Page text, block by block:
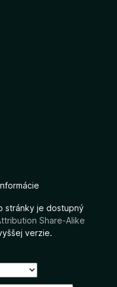
stránky je dostupný
Share-Alike
verzie.